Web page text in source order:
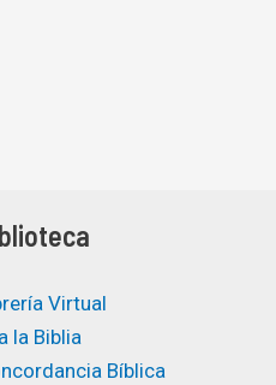
Virtual
la Biblia
Bíblica